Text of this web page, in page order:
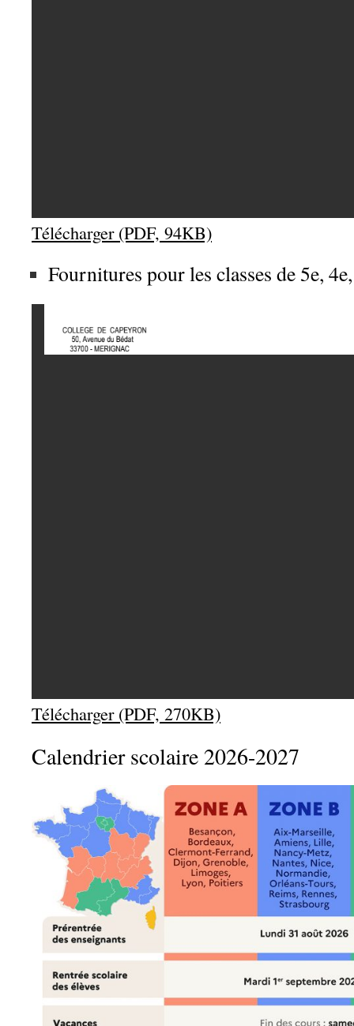
Télécharger (PDF, 94KB)
Fournitures pour les classes de 5e,
Télécharger (PDF, 270KB)
Calendrier scolaire 2026-2027